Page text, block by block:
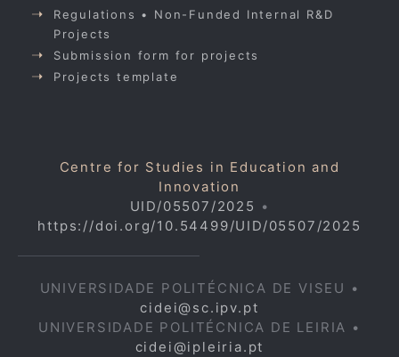
Regulations • Non-Funded Internal R&D
Projects
Submission form for projects
Projects template
Centre for Studies in Education and
Innovation
UID/05507/2025 •
https://doi.org/10.54499/UID/05507/2025
UNIVERSIDADE POLITÉCNICA DE VISEU •
cidei@sc.ipv.pt
UNIVERSIDADE POLITÉCNICA DE LEIRIA •
cidei@ipleiria.pt